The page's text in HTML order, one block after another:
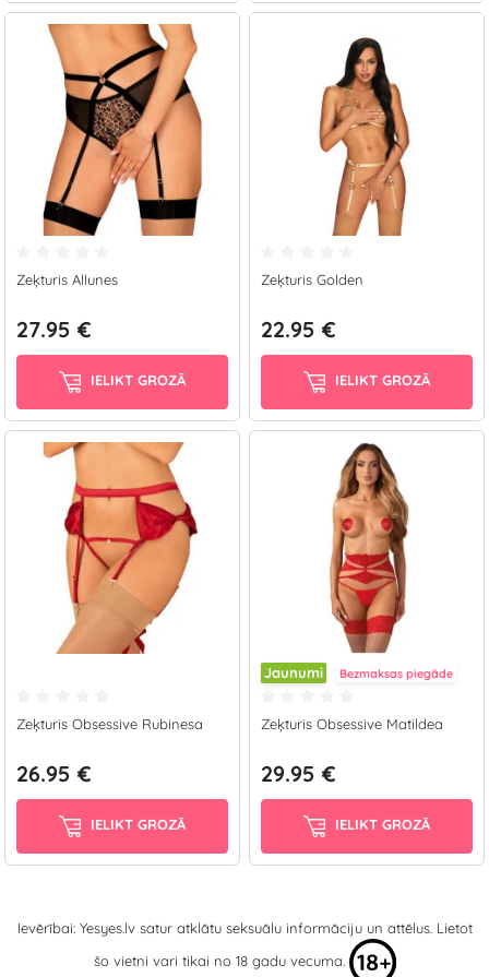
Zeķturis Allunes
27.95 €
IELIKT GROZĀ
Zeķturis Golden
22.95 €
IELIKT GROZĀ
Zeķturis Obsessive Rubinesa
26.95 €
IELIKT GROZĀ
Jaunumi Bezmaksas piegāde
Zeķturis Obsessive Matildea
29.95 €
IELIKT GROZĀ
Ievērībai: Yesyes.lv satur atklātu seksuālu informāciju un attēlus. Lietot
šo vietni vari tikai no 18 gadu vecuma.